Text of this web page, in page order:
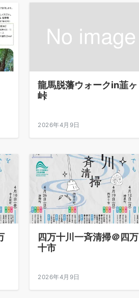
龍馬脱藩ウォークin韮ヶ
峠
2026年4月9日
四万十川一斉清掃＠四万
十市
2026年4月9日